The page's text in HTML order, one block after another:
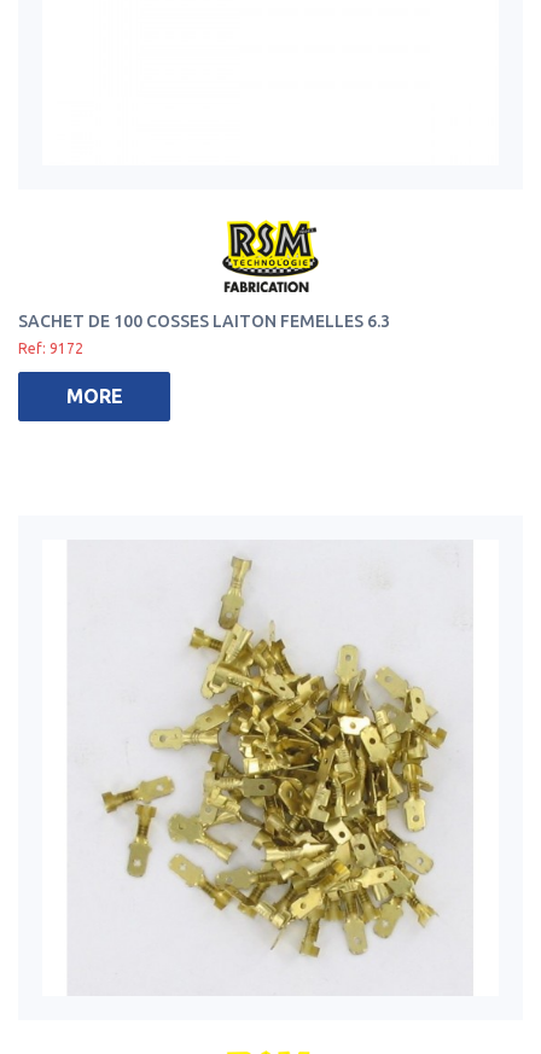
SACHET DE 100 COSSES LAITON FEMELLES 6.3
Ref: 9172
MORE